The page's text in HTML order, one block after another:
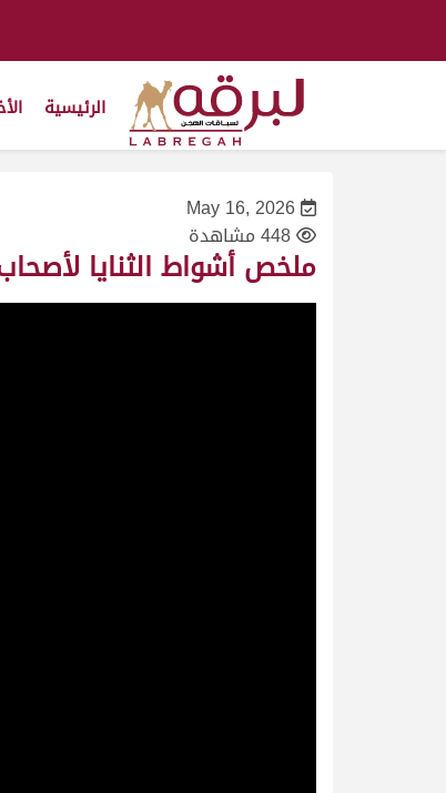
الرئيسية
May 16, 2026
448 مشاهدة
ملخص أشواط الثنايا لأصحاب السمو